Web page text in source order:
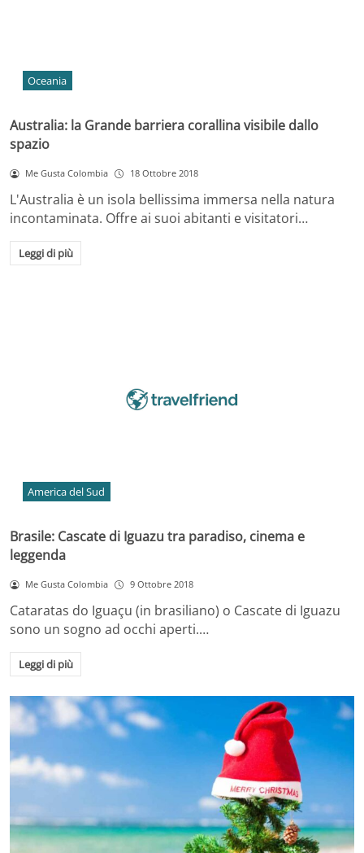
Oceania
Australia: la Grande barriera corallina visibile dallo
spazio
Me Gusta Colombia 18 Ottobre 2018
L'Australia è un isola bellissima immersa nella natura
incontaminata. Offre ai suoi abitanti e visitatori…
Leggi di più
America del Sud
Brasile: Cascate di Iguazu tra paradiso, cinema e
leggenda
Me Gusta Colombia 9 Ottobre 2018
Cataratas do Iguaçu (in brasiliano) o Cascate di Iguazu
sono un sogno ad occhi aperti.…
Leggi di più